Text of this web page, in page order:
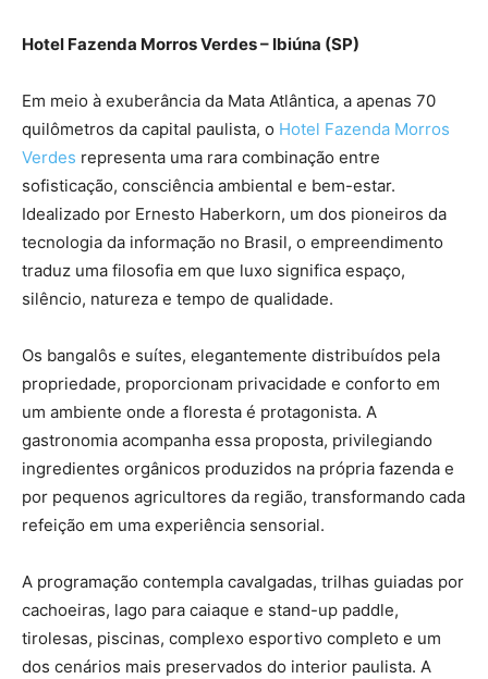
Hotel Fazenda Morros Verdes – Ibiúna (SP)
Em meio à exuberância da Mata Atlântica, a apenas 70
quilômetros da capital paulista, o Hotel Fazenda Morros
Verdes representa uma rara combinação entre
sofisticação, consciência ambiental e bem-estar.
Idealizado por Ernesto Haberkorn, um dos pioneiros da
tecnologia da informação no Brasil, o empreendimento
traduz uma filosofia em que luxo significa espaço,
silêncio, natureza e tempo de qualidade.
Os bangalôs e suítes, elegantemente distribuídos pela
propriedade, proporcionam privacidade e conforto em
um ambiente onde a floresta é protagonista. A
gastronomia acompanha essa proposta, privilegiando
ingredientes orgânicos produzidos na própria fazenda e
por pequenos agricultores da região, transformando cada
refeição em uma experiência sensorial.
A programação contempla cavalgadas, trilhas guiadas por
cachoeiras, lago para caiaque e stand-up paddle,
tirolesas, piscinas, complexo esportivo completo e um
dos cenários mais preservados do interior paulista. A